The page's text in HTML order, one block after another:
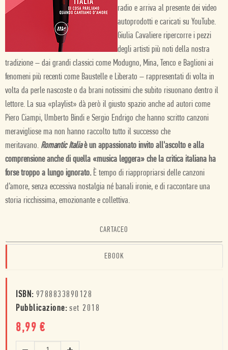
radio e arriva al presente dei video
autoprodotti e caricati su YouTube.
Giulia Cavaliere ripercorre i pezzi
degli artisti più noti della nostra
tradizione – dai grandi classici come Modugno, Mina, Tenco e Baglioni ai
fenomeni più recenti come Baustelle e Liberato – rappresentati di volta in
volta da perle nascoste o da brani notissimi che subito risuonano dentro il
lettore. La sua «playlist» dà però il giusto spazio anche ad autori come
Piero Ciampi, Umberto Bindi e Sergio Endrigo che hanno scritto canzoni
meravigliose ma non hanno raccolto tutto il successo che
meritavano. Romantic Italiaè un appassionato invito all'ascolto e alla
comprensione anche di quella «musica leggera» che la critica italiana ha
forse troppo a lungo ignorato. È tempo di riappropriarsi delle canzoni
d’amore, senza eccessiva nostalgia né banali ironie, e di raccontare una
storia ricchissima, emozionante e collettiva.
CARTACEO
EBOOK
ISBN: 9788833890128
Pubblicazione: set 2018
8,99 €